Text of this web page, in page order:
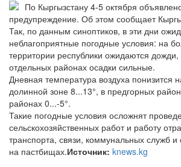
По Кыргызстану 4-5 октября
предупреждение. Об этом сообщает
Так, по данным синоптиков, в эти дни
неблагоприятные погодные условия: на
территории республики ожидаются дожди,
отдельных районах осадки сильные.
Дневная температура воздуха понизится
долинной зоне 8...13°, в предгорных
районах 0...-5°.
Такие погодные условия осложнят
сельскохозяйственных работ и работу
транспорта, связи, коммунальных служб и
на пастбищах.Источник: knews.kg